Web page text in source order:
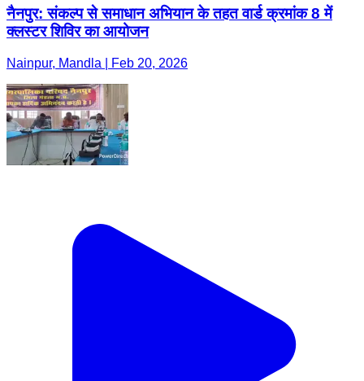
नैनपुर: संकल्प से समाधान अभियान के तहत वार्ड क्रमांक 8 में
क्लस्टर शिविर का आयोजन
Nainpur, Mandla | Feb 20, 2026